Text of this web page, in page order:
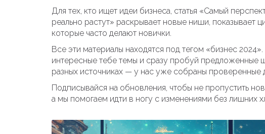
Для тех, кто ищет идеи бизнеса, статья «Самый
реально растут» раскрывает новые ниши,
которые часто делают новички.
Все эти материалы находятся под тегом «бизнес
интересные тебе темы и сразу пробуй предложенные
разных источниках — у нас уже собраны проверенные
Подписывайся на обновления, чтобы не пропустить
а мы помогаем идти в ногу с изменениями без лишних